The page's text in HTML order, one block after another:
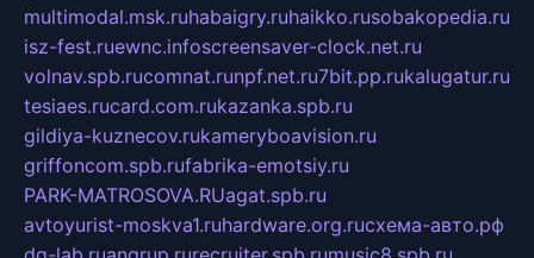
multimodal.msk.ruhabaigry.ruhaikko.rusobakopedia.ru
isz-fest.ruewnc.infoscreensaver-clock.net.ru
volnav.spb.rucomnat.runpf.net.ru7bit.pp.rukalugatur.ru
tesiaes.rucard.com.rukazanka.spb.ru
gildiya-kuznecov.rukameryboavision.ru
griffoncom.spb.rufabrika-emotsiy.ru
PARK-MATROSOVA.RUagat.spb.ru
avtoyurist-moskva1.ruhardware.org.ruсхема-авто.рф